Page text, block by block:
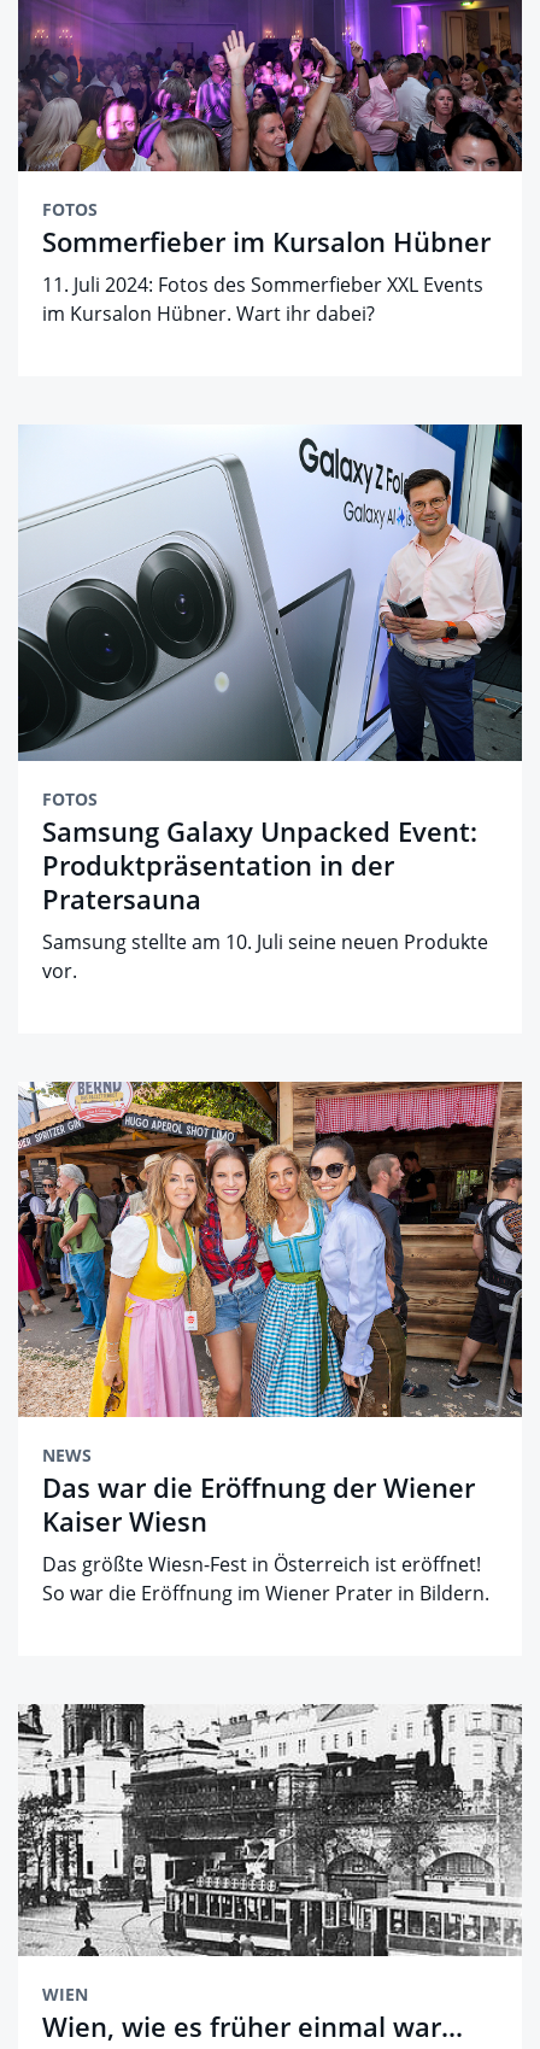
FOTOS
Sommerfieber im Kursalon Hübner
11. Juli 2024: Fotos des Sommerfieber XXL Events
im Kursalon Hübner. Wart ihr dabei?
FOTOS
Samsung Galaxy Unpacked Event:
Produktpräsentation in der
Pratersauna
Samsung stellte am 10. Juli seine neuen Produkte
vor.
NEWS
Das war die Eröffnung der Wiener
Kaiser Wiesn
Das größte Wiesn-Fest in Österreich ist eröffnet!
So war die Eröffnung im Wiener Prater in Bildern.
WIEN
Wien, wie es früher einmal war...